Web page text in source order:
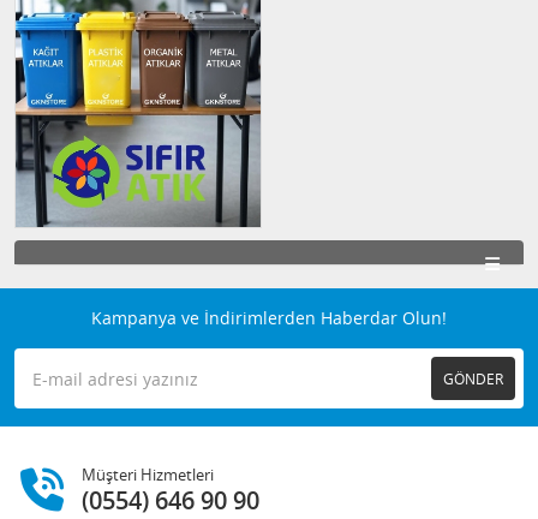
Kampanya ve İndirimlerden Haberdar Olun!
GÖNDER
Müşteri Hizmetleri
(0554) 646 90 90